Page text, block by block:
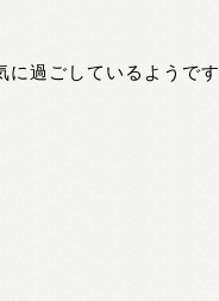
に過ごしているようです